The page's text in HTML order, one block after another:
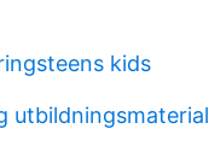
kids
utbildningsmaterial